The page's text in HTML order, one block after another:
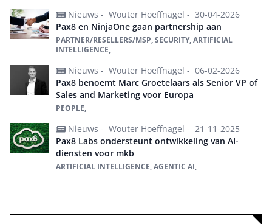
Nieuws - Wouter Hoeffnagel - 30-04-2026
Pax8 en NinjaOne gaan partnership aan
PARTNER/RESELLERS/MSP, SECURITY, ARTIFICIAL
INTELLIGENCE,
Nieuws - Wouter Hoeffnagel - 06-02-2026
Pax8 benoemt Marc Groetelaars als Senior VP of
Sales and Marketing voor Europa
PEOPLE,
Nieuws - Wouter Hoeffnagel - 21-11-2025
Pax8 Labs ondersteunt ontwikkeling van AI-
diensten voor mkb
ARTIFICIAL INTELLIGENCE, AGENTIC AI,